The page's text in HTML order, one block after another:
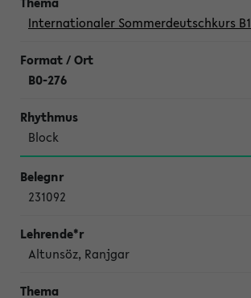
Internationaler Sommerdeutschkurs B1
B0-276
Block
231092
Altunsöz, Ranjgar